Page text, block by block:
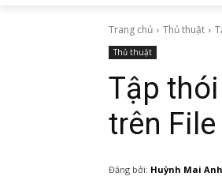
Trang chủ Thủ thuật
Thủ thuật
Tập
trên
Đăng bởi: Huỳnh Mai